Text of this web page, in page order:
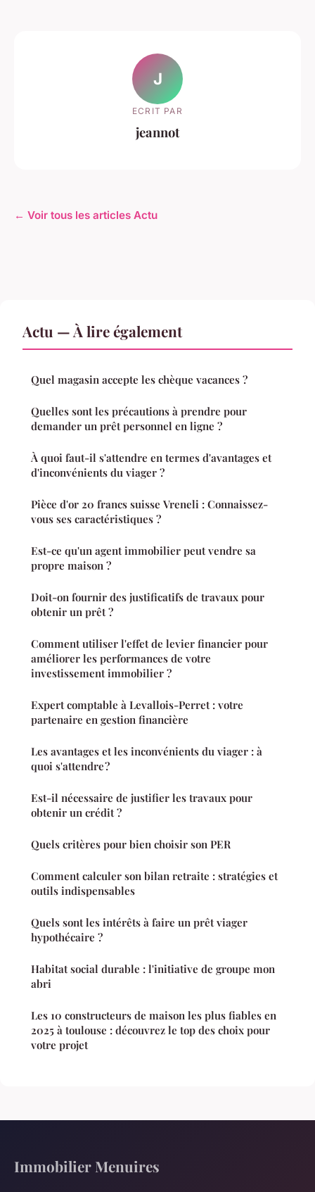
J
ECRIT PAR
jeannot
← Voir tous les articles Actu
Actu — À lire également
Quel magasin accepte les chèque vacances ?
Quelles sont les précautions à prendre pour
demander un prêt personnel en ligne ?
À quoi faut-il s'attendre en termes d'avantages et
d'inconvénients du viager ?
Pièce d'or 20 francs suisse Vreneli : Connaissez-
vous ses caractéristiques ?
Est-ce qu'un agent immobilier peut vendre sa
propre maison ?
Doit-on fournir des justificatifs de travaux pour
obtenir un prêt ?
Comment utiliser l'effet de levier financier pour
améliorer les performances de votre
investissement immobilier ?
Expert comptable à Levallois-Perret : votre
partenaire en gestion financière
Les avantages et les inconvénients du viager : à
quoi s'attendre ?
Est-il nécessaire de justifier les travaux pour
obtenir un crédit ?
Quels critères pour bien choisir son PER
Comment calculer son bilan retraite : stratégies et
outils indispensables
Quels sont les intérêts à faire un prêt viager
hypothécaire ?
Habitat social durable : l'initiative de groupe mon
abri
Les 10 constructeurs de maison les plus fiables en
2025 à toulouse : découvrez le top des choix pour
votre projet
Immobilier Menuires